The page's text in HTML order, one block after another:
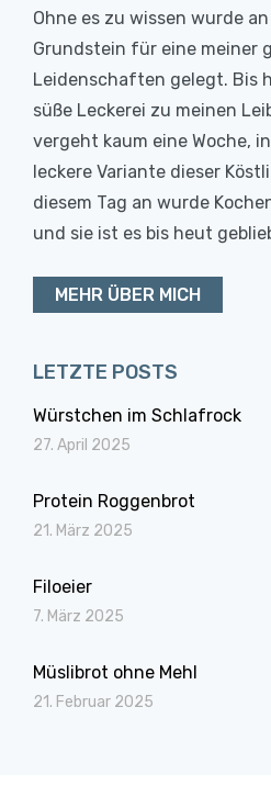
Ohne es zu wissen wurde
Grundstein für eine meiner
Leidenschaften gelegt. Bis
süße Leckerei zu meinen
vergeht kaum eine Woche,
leckere Variante dieser
diesem Tag an wurde
und sie ist es bis heut
MEHR ÜBER MICH
LETZTE POSTS
Würstchen im Schlafrock
27. April 2025
Protein Roggenbrot
21. März 2025
Filoeier
7. März 2025
Müslibrot ohne Mehl
21. Februar 2025